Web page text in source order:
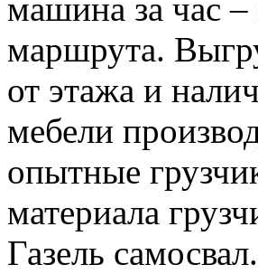
машина за час –
маршрута.
от этажа и
мебели
опытные
материала
Газель самосвал.